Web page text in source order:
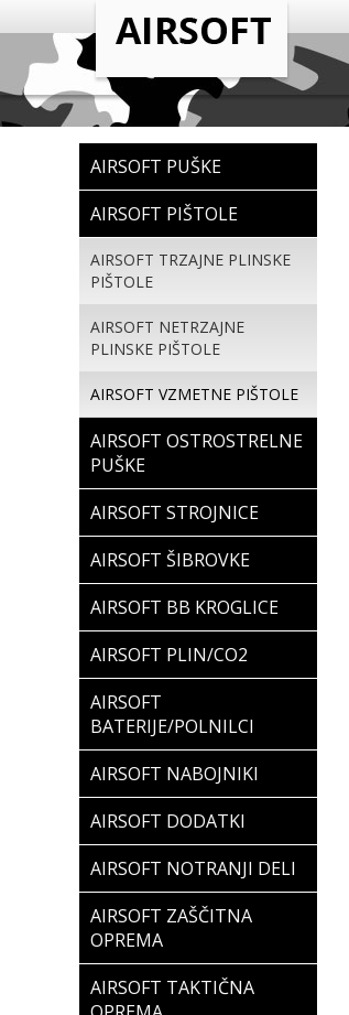
AIRSOFT PUŠKE
AIRSOFT PIŠTOLE
AIRSOFT TRZAJNE PLINSKE
PIŠTOLE
AIRSOFT NETRZAJNE
PLINSKE PIŠTOLE
AIRSOFT VZMETNE PIŠTOLE
AIRSOFT OSTROSTRELNE
PUŠKE
AIRSOFT STROJNICE
AIRSOFT ŠIBROVKE
AIRSOFT BB KROGLICE
AIRSOFT PLIN/CO2
AIRSOFT
BATERIJE/POLNILCI
AIRSOFT NABOJNIKI
AIRSOFT DODATKI
AIRSOFT NOTRANJI DELI
AIRSOFT ZAŠČITNA
OPREMA
AIRSOFT TAKTIČNA